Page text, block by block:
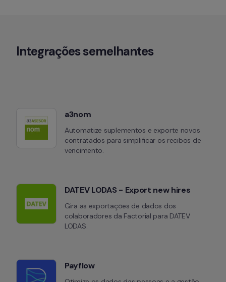
Integrações semelhantes
a3nom
Automatize suplementos e exporte novos
contratados para simplificar os recibos de
vencimento.
DATEV LODAS - Export new hires
Gira as exportações de dados dos
colaboradores da Factorial para DATEV
LODAS.
Payflow